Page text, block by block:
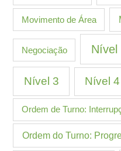
Movimento de Área
Negociação Nível
Nível 3 Nível 4
Ordem de Turno:
Ordem do Turno: